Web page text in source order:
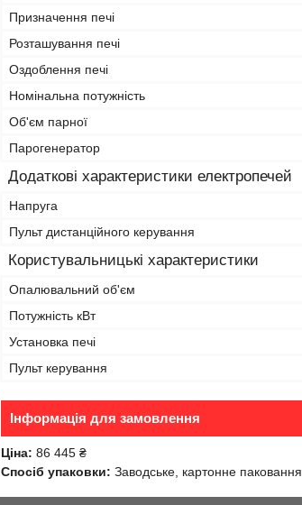
Призначення печі
Розташування печі
Оздоблення печі
Номінальна потужність
Об'єм парної
Парогенератор
Додаткові характеристики електропечей
Напруга
Пульт дистанційного керування
Користувальницькі характеристики
Опалювальний об'єм
Потужність кВт
Установка печі
Пульт керування
Інформація для замовлення
Ціна: 86 445 ₴
Спосіб упаковки: Заводське, картонне паковання